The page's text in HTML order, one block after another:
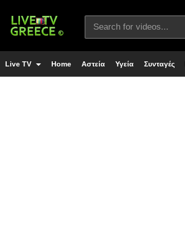
Live TV Home Αστεία Υγεία Συνταγές